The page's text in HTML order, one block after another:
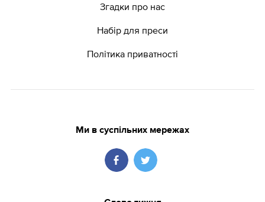
Згадки про нас
Набір для преси
Політика приватності
Ми в суспільних мережах